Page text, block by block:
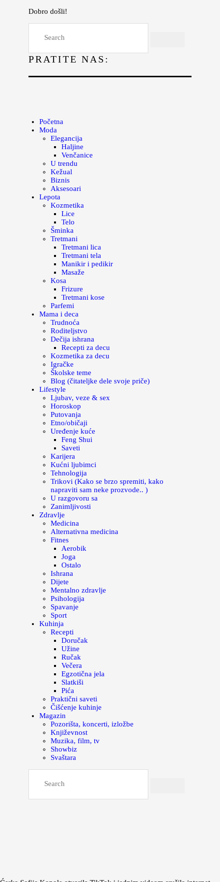
Dobro došli!
PRATITE NAS:
Početna
Moda
Elegancija
Haljine
Venčanice
U trendu
Kežual
Biznis
Aksesoari
Lepota
Kozmetika
Lice
Telo
Šminka
Tretmani
Tretmani lica
Tretmani tela
Manikir i pedikir
Masaže
Kosa
Frizure
Tretmani kose
Parfemi
Mama i deca
Trudnoća
Roditeljstvo
Dečija ishrana
Recepti za decu
Kozmetika za decu
Igračke
Školske teme
Blog (čitateljke dele svoje priče)
Lifestyle
Ljubav, veze & sex
Horoskop
Putovanja
Etno/običaji
Uređenje kuće
Feng Shui
Saveti
Karijera
Kućni ljubimci
Tehnologija
Trikovi (Kako se brzo spremiti, kako
napraviti sam neke prozvode.. )
U razgovoru sa
Zanimljivosti
Zdravlje
Medicina
Alternativna medicina
Fitnes
Aerobik
Joga
Ostalo
Ishrana
Dijete
Mentalno zdravlje
Psihologija
Spavanje
Sport
Kuhinja
Recepti
Doručak
Užine
Ručak
Večera
Egzotična jela
Slatkiši
Pića
Praktični saveti
Čišćenje kuhinje
Magazin
Pozorišta, koncerti, izložbe
Književnost
Muzika, film, tv
Showbiz
Svaštara
Lepota
Kuhinja
Magazin